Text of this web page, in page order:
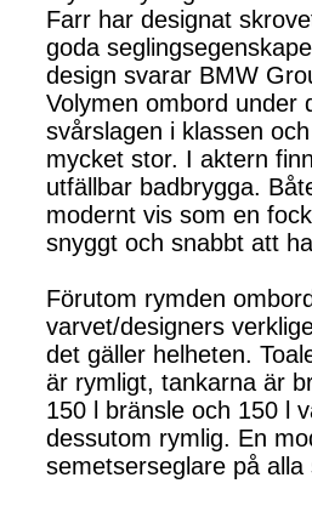
Farr har designat
goda
design svarar BMW
Volymen ombord under
svårslagen i klassen
mycket stor. I aktern
utfällbar badbrygga.
modernt vis som en
snyggt och snabbt att
Förutom rymden
varvet/designers
det gäller helheten.
är rymligt, tankarna är
150 l bränsle och 150 l
dessutom rymlig. En
semetserseglare på alla